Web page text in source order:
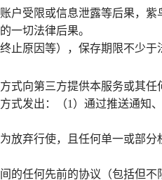
户受限或信息泄露等后果，
一切法律后果。
原因等），保存期限不少于
式向第三方提供本服务或其任
发出：（1）通过推送通知
放弃行使，且任何单一或部
任何先前的协议（包括但不